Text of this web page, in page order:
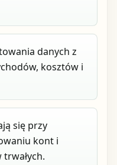
danych z
kosztów i
się przy
kont i